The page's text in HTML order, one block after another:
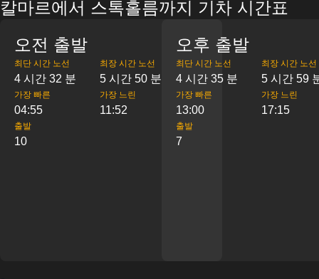
칼마르에서 스톡홀름까지 기차 시간표
오전 출발
최단 시간 노선
4 시간 32 분
최장 시간 노선
5 시간 50 분
가장 빠른
04:55
가장 느린
11:52
출발
10
오후 출발
최단 시간 노선
4 시간 35 분
최장 시간 노선
5 시간 59
가장 빠른
13:00
가장 느린
17:15
출발
7